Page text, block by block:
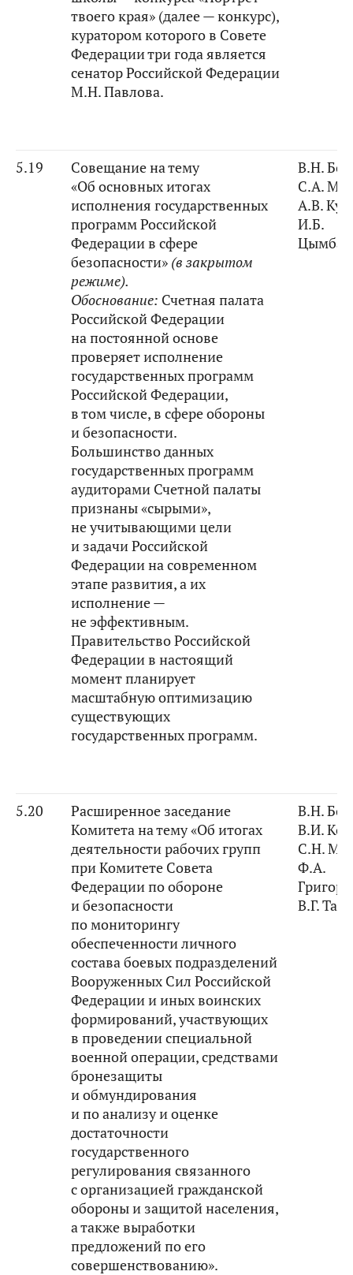
твоего края» (далее — конкурс),
куратором которого в Совете
Федерации три года является
сенатор Российской Федерации
М.Н. Павлова.
5.19
Совещание на тему
«Об основных итогах
исполнения государственных
программ Российской
Федерации в сфере
безопасности» (в закрытом
режиме).
Обоснование: Счетная палата
Российской Федерации
на постоянной основе
проверяет исполнение
государственных программ
Российской Федерации,
в том числе, в сфере обороны
и безопасности.
Большинство данных
государственных программ
аудиторами Счетной палаты
признаны «сырыми»,
не учитывающими цели
и задачи Российской
Федерации на современном
этапе развития, а их
исполнение —
не эффективным.
Правительство Российской
Федерации в настоящий
момент планирует
масштабную оптимизацию
существующих
государственных программ.
В.Н.
С.А.
А.В.
И.Б.
5.20
Расширенное заседание
Комитета на тему «Об итогах
деятельности рабочих групп
при Комитете Совета
Федерации по обороне
и безопасности
по мониторингу
обеспеченности личного
состава боевых подразделений
Вооруженных Сил Российской
Федерации и иных воинских
формирований, участвующих
в проведении специальной
военной операции, средствами
бронезащиты
и обмундирования
и по анализу и оценке
достаточности
государственного
регулирования связанного
с организацией гражданской
обороны и защитой населения,
а также выработки
предложений по его
совершенствованию».
В.Н.
В.И.
С.Н.
Ф.А.
В.Г.